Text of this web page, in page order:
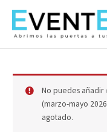
contenido
No puedes añadir
(marzo-mayo
agotado.